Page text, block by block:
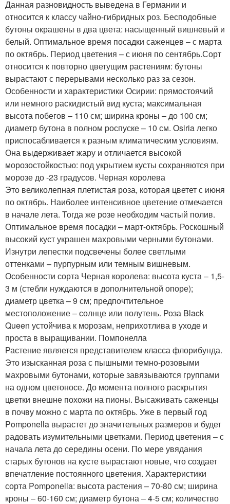
Данная разновидность выведена в Германии и
относится к классу чайно-гибридных роз. Бесподобные
бутоны окрашены в два цвета: насыщенный вишневый и
белый. Оптимальное время посадки саженцев – с марта
по октябрь. Период цветения – с июня по сентябрь.Сорт
относится к повторно цветущим растениям: бутоны
вырастают с перерывами несколько раз за сезон.
Особенности и характеристики Осирии: прямостоячий
или немного раскидистый вид куста; максимальная
высота побегов – 110 см; ширина кроны – до 100 см;
диаметр бутона в полном роспуске – 10 см. Osiria легко
приспосабливается к разным климатическим условиям.
Она выдерживает жару и отличается высокой
морозостойкостью: под укрытием кусты сохраняются при
морозе до -23 градусов. Черная королева
Это великолепная плетистая роза, которая цветет с июня
по октябрь. Наиболее интенсивное цветение отмечается
в начале лета. Тогда же розе необходим частый полив.
Оптимальное время посадки – март-октябрь. Роскошный
высокий куст украшен махровыми черными бутонами.
Изнутри лепестки подсвечены более светлыми
оттенками – пурпурным или темным вишневым.
Особенности сорта Черная королева: высота куста – 1,5-
3 м (стебли нуждаются в дополнительной опоре);
диаметр цветка – 9 см; предпочтительное
местоположение – солнце или полутень. Роза Black
Queen устойчива к морозам, неприхотлива в уходе и
проста в выращивании. Помпонелла
Растение является представителем класса флорибунда.
Это изысканная роза с пышными темно-розовыми
махровыми бутонами, которые завязываются группами
на одном цветоносе. До момента полного раскрытия
цветки внешне похожи на пионы. Высаживать саженцы
в почву можно с марта по октябрь. Уже в первый год
Pomponella вырастет до значительных размеров и будет
радовать изумительными цветками. Период цветения – с
начала лета до середины осени. По мере увядания
старых бутонов на кусте вырастают новые, что создает
впечатление постоянного цветения. Характеристики
сорта Pomponella: высота растения – 70-80 см; ширина
кроны – 60-160 см; диаметр бутона – 4-5 см; количество